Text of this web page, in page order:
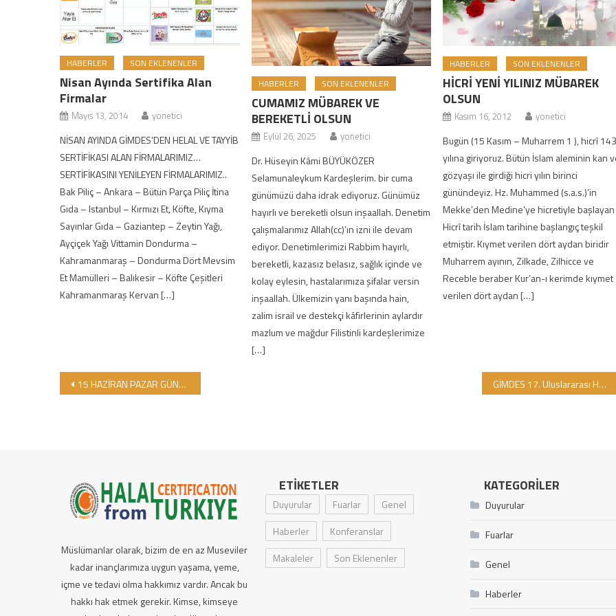
HABERLER SON EKLENENLER
Nisan Ayında Sertifika Alan
Firmalar
Mayıs 13, 2014 yonetici
NİSAN AYINDA GİMDES’DEN HELAL VE TAYYİB
SERTİFİKASI ALAN FİRMALARIMIZ…
SERTİFİKASINI YENİLEYEN FİRMALARIMIZ..
Bak Piliç – Ankara – Bütün Parça Piliç İtina
Gıda – Istanbul – Kırmızı Et, Köfte, Kıyma
Sayınlar Gıda – Gaziantep – Zeytin Yağı,
Ayçiçek Yağı Vittamin Dondurma –
Kahramanmaraş – Dondurma Dört Mevsim
Et Mamülleri – Balıkesir – Köfte Çeşitleri
Kahramanmaraş Kervan […]
HABERLER SON EKLENENLER
CUMAMIZ MÜBAREK VE
BEREKETLİ OLSUN
Eylül 26, 2025 yonetici
Dr. Hüseyin Kâmi BÜYÜKÖZER
Selamunaleykum Kardeşlerim. bir cuma
günümüzü daha idrak ediyoruz. Günümüz
hayırlı ve bereketli olsun inşaallah. Denetim
çalışmalarımız Allah(cc)’ın izni ile devam
ediyor. Denetimlerimizi Rabbim hayırlı,
bereketli, kazasız belasız, sağlık içinde ve
kolay eylesin, hastalarımıza şifalar versin
inşaallah. Ülkemizin yanı başında hain,
zalim israil ve destekçi kâfirlerinin aylardır
mazlum ve mağdur Filistinli kardeşlerimize
[…]
HABERLER SON EKLENENLER
HİCRİ YENİ YILINIZ MÜBAREK
OLSUN
Kasım 16, 2012 yonetici
Bugün (15 Kasım – Muharrem 1 ), hicrî
yılına giriyoruz. Bütün İslam aleminin kan
gözyaşı ile girdiği hicri yılın birinci
günündeyiz. Hz. Muhammed (s.a.s.)’in
Mekke’den Medine’ye hicretiyle başlayan
Hicrî tarih İslam tarihine başlangıç teşkil
etmiştir. Kıymet verilen dört aydan biridir
Muharrem ayının, Zilkade, Zilhicce ve
Receble beraber Kur’an-ı kerimde kıymet
verilen dört aydan […]
Yazı gezinmesi
15 HAZİRAN PAZAR GÜNÜ, SAAT 12.00’DE ÜSKÜDARDA YENİ ŞUBEMİZ AÇILIYOR- NEDEN HALAL DUNYA MARKETLERİ ? GİMDES 17. Uluslararası Helal ve Tayyib Ürünler Konferansı’nı 3-4 Temmuz Tarihlerinde Online Olarak Gerçekleştiriyor
Müslümanlar olarak, bizim de en az Museviler
kadar inançlarımıza uygun yaşama, yeme,
içme ve tedavi olma hakkımız vardır. Ancak bu
hakkı hak etmek gerekir. Kimse, kimseye
ETIKETLER
Duyurular Fuarlar
Genel
Haberler
Konferanslar
Makaleler
Son Eklenenler
KATEGORILER
Duyurular
Fuarlar
Genel
Haberler